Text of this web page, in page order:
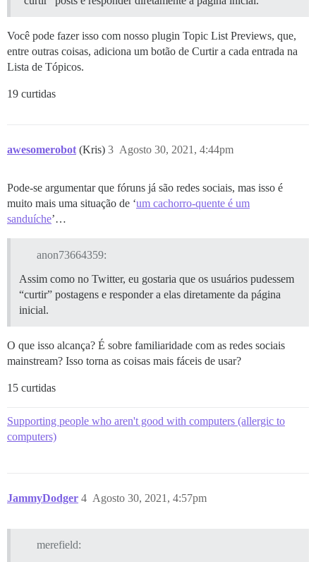
Você pode fazer isso com nosso plugin Topic List Previews, que,
entre outras coisas, adiciona um botão de Curtir a cada entrada na
Lista de Tópicos.
19 curtidas
awesomerobot (Kris) Agosto 30, 2021, 4:44pm
3
Pode-se argumentar que fóruns já são redes sociais, mas isso é
muito mais uma situação de ‘um cachorro-quente é um
sanduíche’…
anon73664359:
Assim como no Twitter, eu gostaria que os usuários pudessem
“curtir” postagens e responder a elas diretamente da página
inicial.
O que isso alcança? É sobre familiaridade com as redes sociais
mainstream? Isso torna as coisas mais fáceis de usar?
15 curtidas
Supporting people who aren't good with computers (allergic to
computers)
JammyDodger Agosto 30, 2021, 4:57pm
4
merefield: